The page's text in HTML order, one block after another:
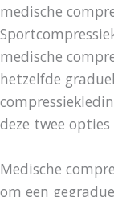
medische
medische
hetzelfde
deze twee
Medische
om een